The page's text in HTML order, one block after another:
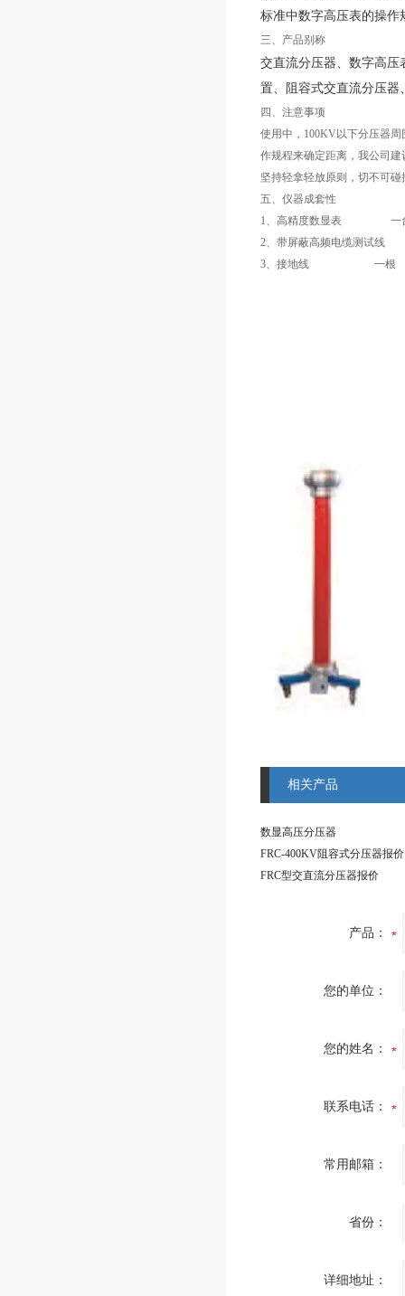
标准中数字高压表的操作
三、产品别称
交直流分压器、数字高压
置、阻容式交直流分压器
四、注意事项
使用中，100KV以下分压器
作规程来确定距离，我公司
坚持轻拿轻放原则，切不可
五、仪器成套性
1、高精度数显表 一
2、带屏蔽高频电缆测试
3、接地线 一根
相关产品
数显高压分压器
FRC-400KV阻容式分压器报价
FRC型交直流分压器报价
产品：
您的单位：
您的姓名：
联系电话：
常用邮箱：
省份：
详细地址：